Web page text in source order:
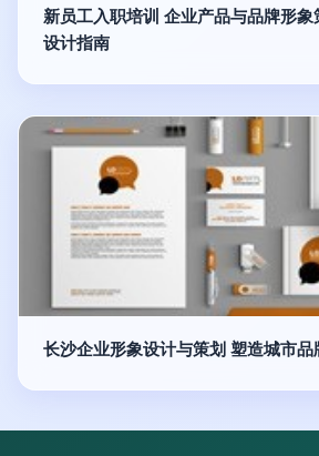
新员工入职培训 企业产品与品牌形
设计指南
长沙企业形象设计与策划 塑造城市品